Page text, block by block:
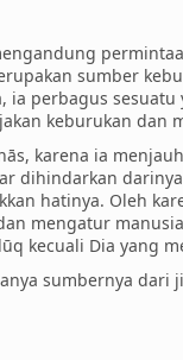
sumber
ia perbagus
keburukan dan
karena ia
dihindarkan
hatinya. Oleh
mengatur
kecuali Dia yang
sumbernya